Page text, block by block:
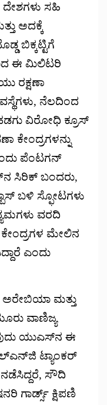
ಸಹಿ
ಅದಕ್ಕೆ
ಬಿಕ್ಕಟ್ಟಿಗೆ
ಈ ಮಿಲಿಟರಿ
ರಕ್ಷಣಾ
ನೆಲದಿಂದ
ವಿರೋಧಿ ಕ್ರೂಸ್
ಕೇಂದ್ರಗಳನ್ನು
ಪೆಂಟಗನ್
ಸಿರಿಕ್ ಬಂದರು,
ಬಳಿ ಸ್ಫೋಟಗಳು
ವರದಿ
ಮೇಲಿನ
ಎಂದು
ಮತ್ತು
ವಾಣಿಜ್ಯ
ಯುಎಸ್‌ನ ಈ
ಟ್ಯಾಂಕರ್
ಸೌದಿ
ಗಾರ್ಡ್ಸ್ ಕ್ಷಿಪಣಿ